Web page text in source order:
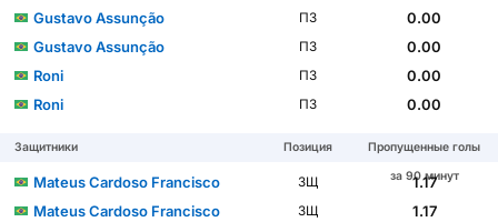
Gustavo Assunção
ПЗ
0.00
Gustavo Assunção
ПЗ
0.00
Roni
ПЗ
0.00
Roni
ПЗ 0.00
Защитники Позиция
Пропущенные голы
за 90 минут
Mateus Cardoso Francisco ЗЩ
1.17
Mateus Cardoso Francisco
ЗЩ 1.17